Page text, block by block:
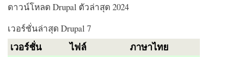
ดาวน์โหลด Drupal ตัวล่าสุด 2024
เวอร์ชั่นล่าสุด Drupal 7
เวอร์ชั่น ไฟล์ ภาษาไทย